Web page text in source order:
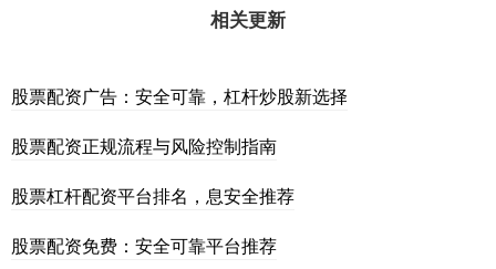
相关更新
股票配资广告：安全可靠，杠杆炒股新选择
股票配资正规流程与风险控制指南
股票杠杆配资平台排名，息安全推荐
股票配资免费：安全可靠平台推荐